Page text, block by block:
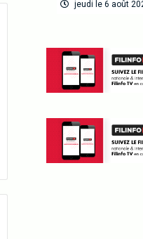
jeudi le 6 août
VOUS ABONNER